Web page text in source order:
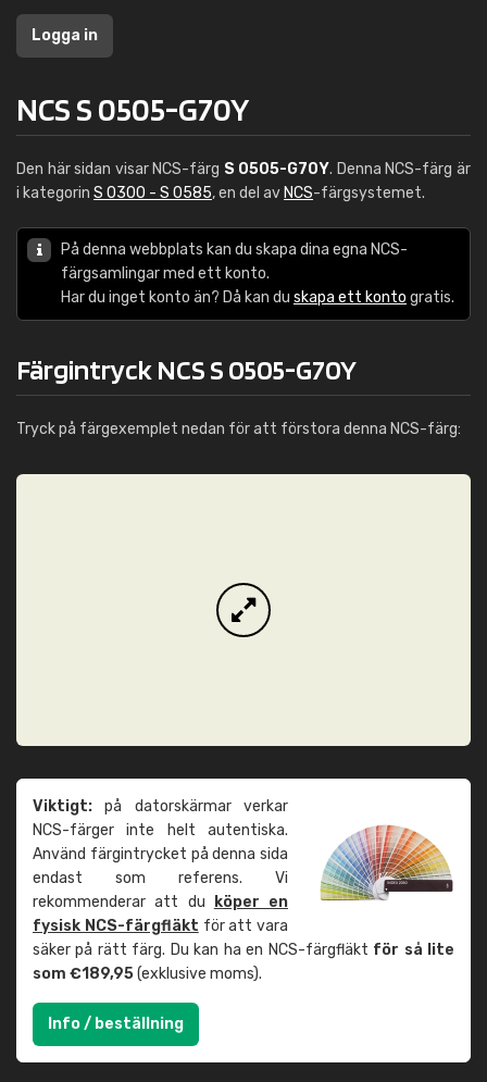
Logga in
NCS S 0505-G70Y
Den här sidan visar NCS-färg S 0505-G70Y. Denna NCS-färg är
i kategorin S 0300 - S 0585, en del av NCS-färgsystemet.
På denna webbplats kan du skapa dina egna NCS-
färgsamlingar med ett konto.
Har du inget konto än? Då kan du skapa ett konto gratis.
Färgintryck NCS S 0505-G70Y
Tryck på färgexemplet nedan för att förstora denna NCS-färg:
Viktigt: på datorskärmar verkar
NCS-färger inte helt autentiska.
Använd färgintrycket på denna sida
endast som referens. Vi
rekommenderar att du
köper en
fysisk NCS-färgfläkt för att vara
säker på rätt färg. Du kan ha en NCS-färgfläkt för så lite
som €189,95(exklusive moms).
Info / beställning